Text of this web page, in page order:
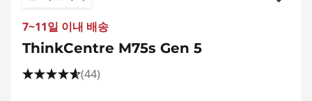
7~11일 이내 배송
ThinkCentre M75s Gen 5
(44)